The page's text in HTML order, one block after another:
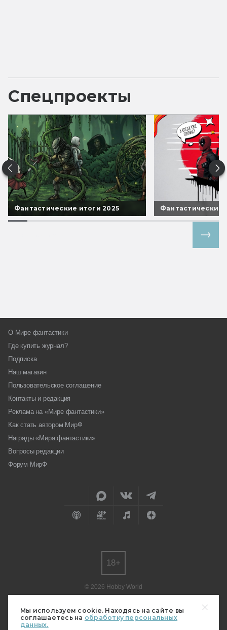
Мы используем cookie. Находясь на сайте вы
соглашаетесь на обработку персональных
данных.
Спецпроекты
Фантастические итоги 2025 Фантастические
О Мире фантастики
Где купить журнал?
Подписка
Наш магазин
Пользовательское соглашение
Контакты и редакция
Реклама на «Мире фантастики»
Как стать автором МирФ
Награды «Мира фантастики»
Вопросы редакции
Форум МирФ
© 2026 Hobby World
редакции.
Мнение авторов может не совпадать с мнением редакции.
Свидетельство о регистрации СМИ серия Эл № ФС77-82485
18+